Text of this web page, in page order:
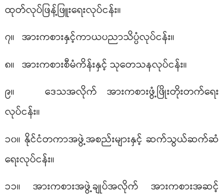
ထုတ်လုပ်ဖြန့်ဖြူးရေးလုပ်ငန်း။
၇။ အားကစားနှင့်ကာယပညာသိပ္ပံလုပ်ငန်း။
၈။ အားကစားစီမံကိန်းနှင့် သုတေသနလုပ်ငန်း။
၉။ ဒေသအလိုက် အားကစားဖွံ့ဖြိုးတိုးတက်ရေး
လုပ်ငန်း။
၁၀။ နိုင်ငံတကာအဖွဲ့အစည်းများနှင့် ဆက်သွယ်ဆက်ဆံ
ရေးလုပ်ငန်း။
၁၁။ အားကစားအဖွဲ့ချုပ်အလိုက် အားကစားအဆင့်